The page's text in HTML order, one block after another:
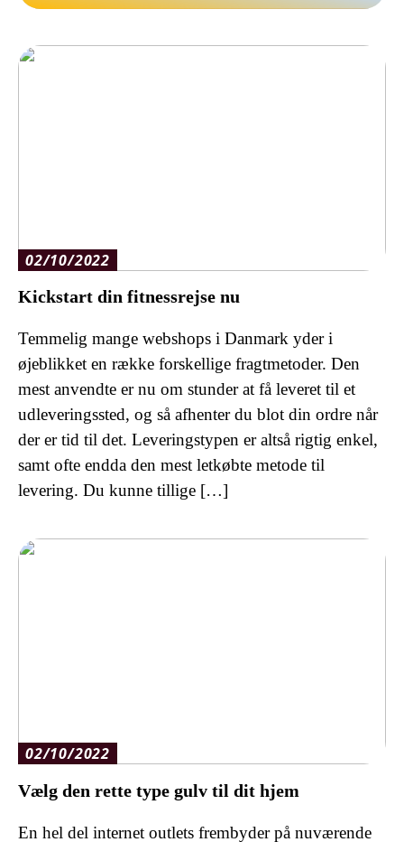
02/10/2022
Kickstart din fitnessrejse nu
Temmelig mange webshops i Danmark yder i
øjeblikket en række forskellige fragtmetoder. Den
mest anvendte er nu om stunder at få leveret til et
udleveringssted, og så afhenter du blot din ordre når
der er tid til det. Leveringstypen er altså rigtig enkel,
samt ofte endda den mest letkøbte metode til
levering. Du kunne tillige […]
02/10/2022
Vælg den rette type gulv til dit hjem
En hel del internet outlets frembyder på nuværende